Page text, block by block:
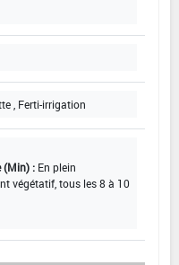
, Ferti-irrigation
(Min) : En plein
végétatif, tous les 8 à 10